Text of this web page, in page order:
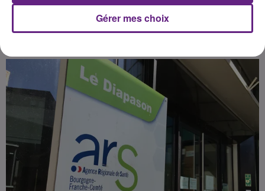
Publié : 13 mai 2020 à 16h50 par la rédaction
Gérer mes choix